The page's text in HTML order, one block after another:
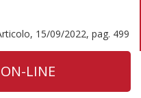
15/09/2022, pag. 499
LINE